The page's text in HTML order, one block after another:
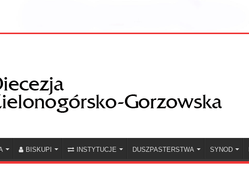
BISKUPI INSTYTUCJE DUSZPASTERSTWA SYNOD